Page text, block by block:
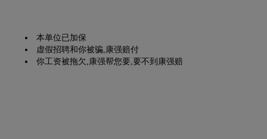
本单位已加保
虚假招聘和你被骗,康强赔付
你工资被拖欠,康强帮您要,要不到康强赔